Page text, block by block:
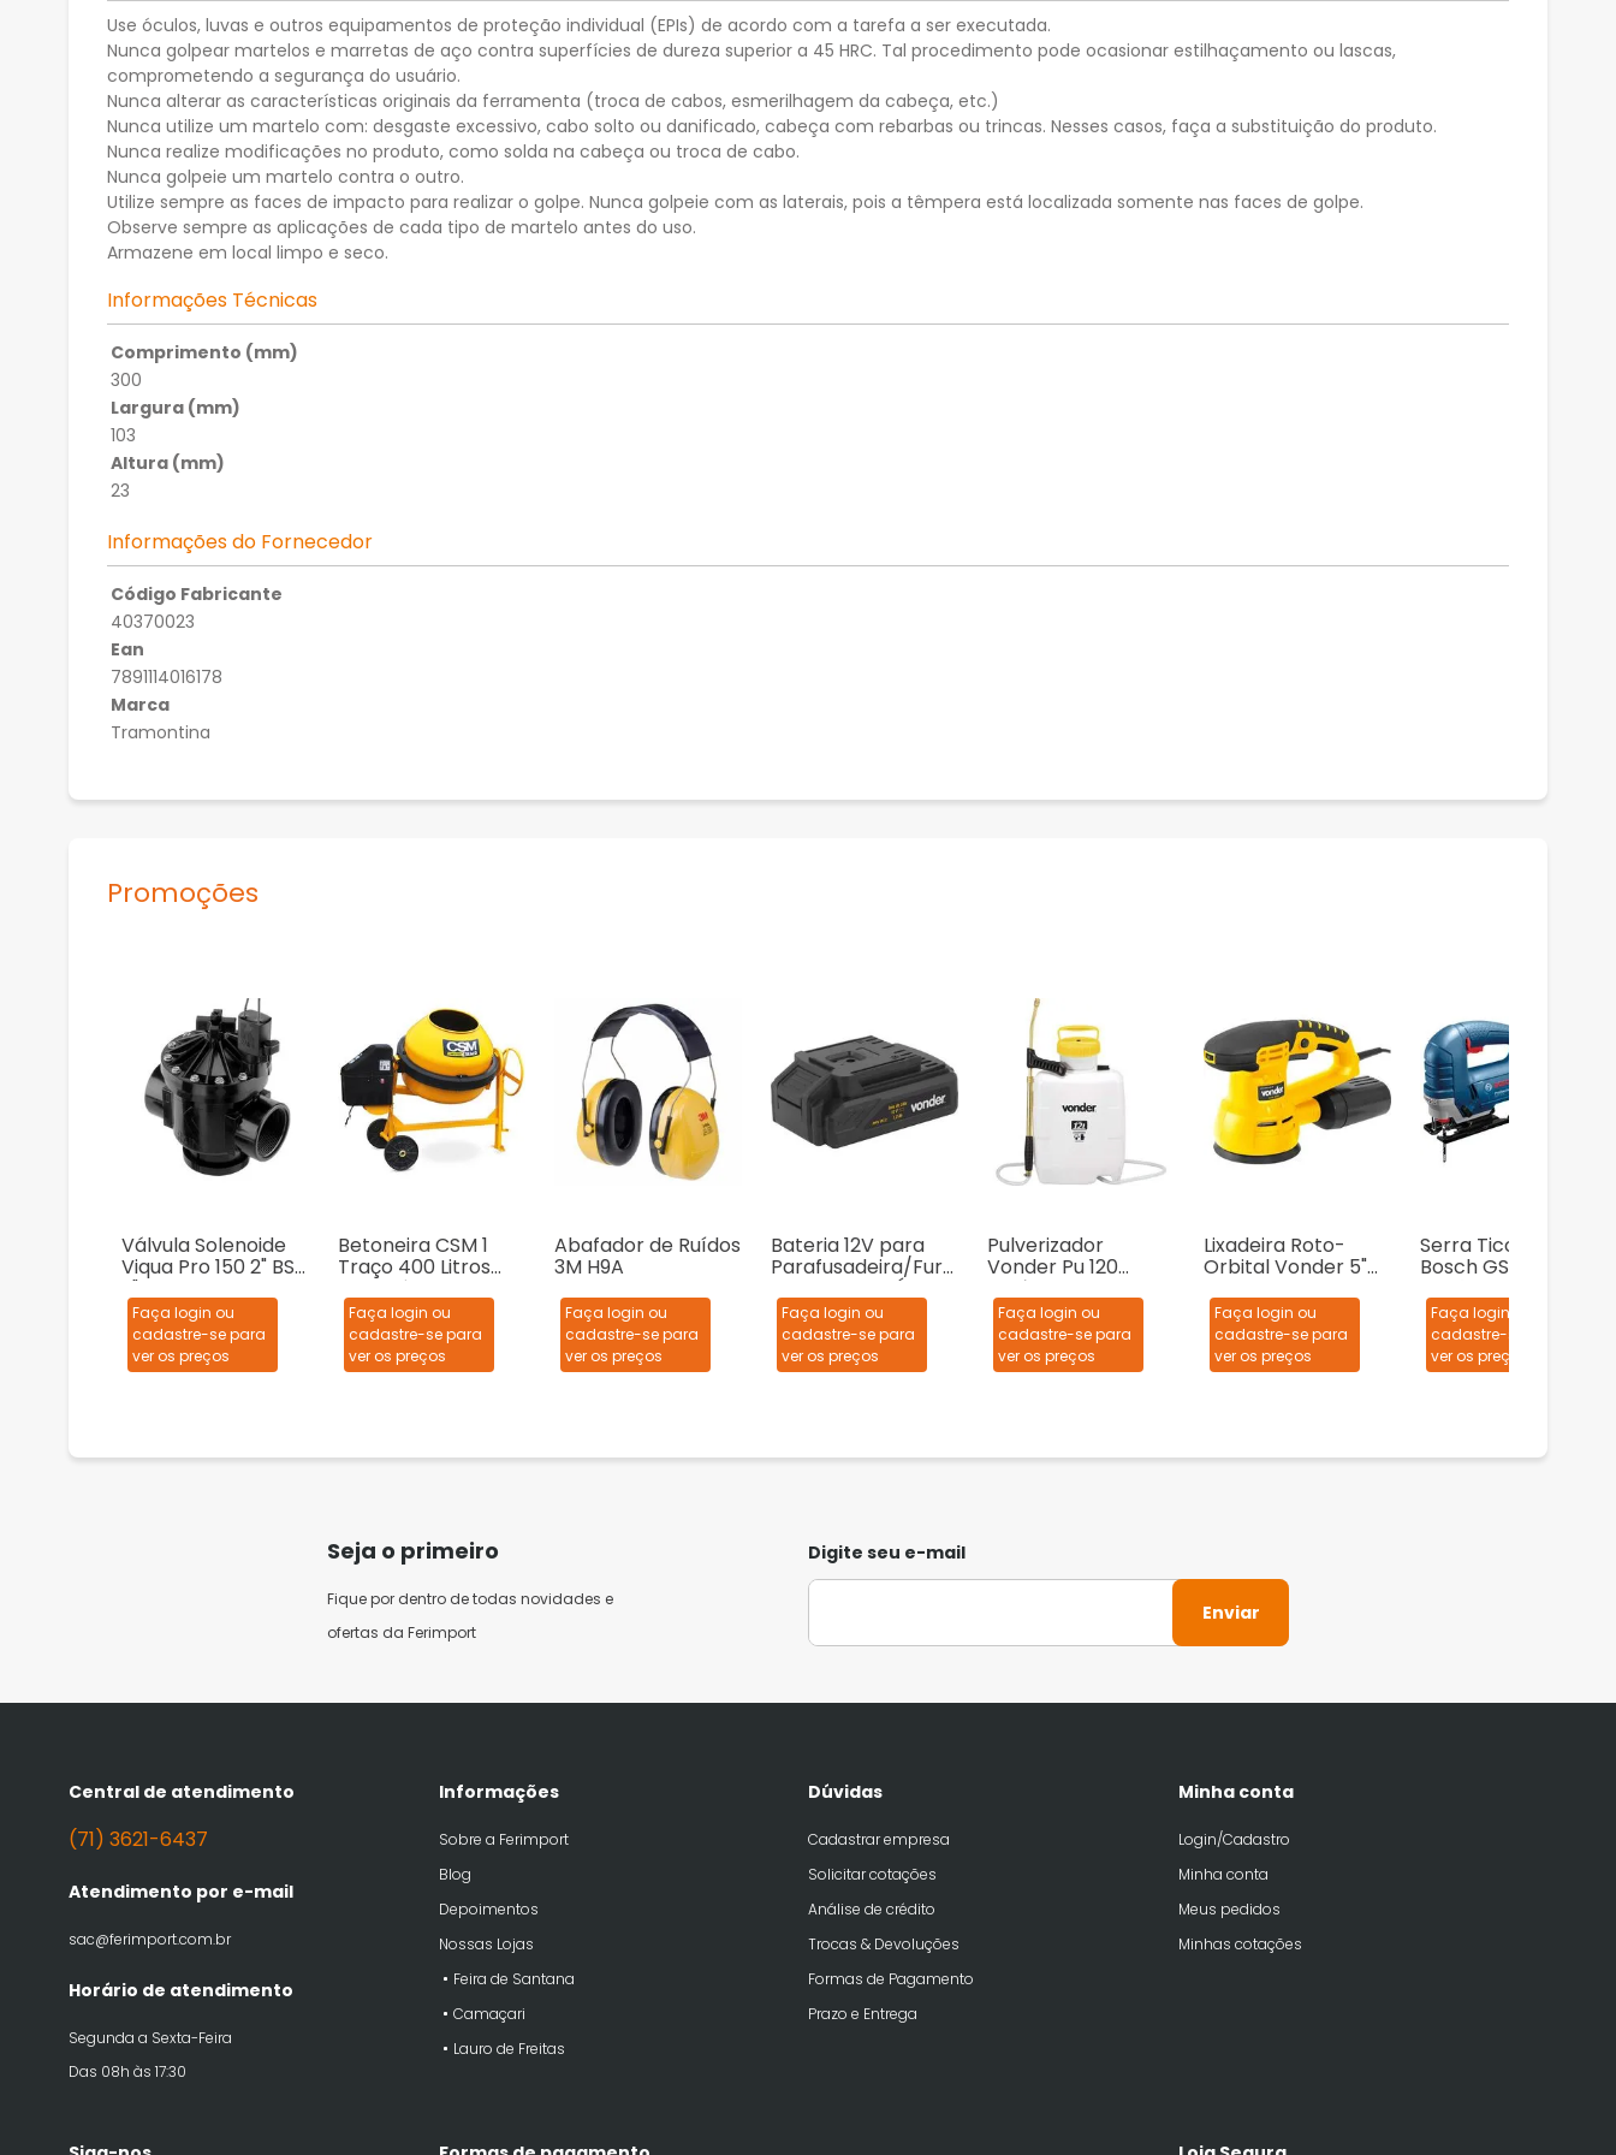
Use óculos, luvas e outros equipamentos de proteção individual (EPIs) de acordo com a tarefa a ser executada.
Nunca golpear martelos e marretas de aço contra superfícies de dureza superior a 45 HRC. Tal procedimento pode ocasionar estilhaçamento ou lascas,
comprometendo a segurança do usuário.
Nunca alterar as características originais da ferramenta (troca de cabos, esmerilhagem da cabeça, etc.)
Nunca utilize um martelo com: desgaste excessivo, cabo solto ou danificado, cabeça com rebarbas ou trincas. Nesses casos, faça a substituição do produto.
Nunca realize modificações no produto, como solda na cabeça ou troca de cabo.
Nunca golpeie um martelo contra o outro.
Utilize sempre as faces de impacto para realizar o golpe. Nunca golpeie com as laterais, pois a têmpera está localizada somente nas faces de golpe.
Observe sempre as aplicações de cada tipo de martelo antes do uso.
Armazene em local limpo e seco.
Informações Técnicas
Comprimento (mm)
300
Largura (mm)
103
Altura (mm)
23
Informações do Fornecedor
Código Fabricante
40370023
Ean
7891114016178
Marca
Tramontina
Promoções
Válvula Solenoide
Viqua Pro 150 2" BSP
2"
Faça login ou
cadastre-se para
ver os preços
Betoneira CSM 1
Traço 400 Litros
Monofásica
127/220V
Faça login ou
cadastre-se para
ver os preços
Abafador de Ruídos
3M H9A
Faça login ou
cadastre-se para
ver os preços
Bateria 12V para
Parafusadeira/Fura
deira Vonder Íons
de Lítio PFV012
Faça login ou
cadastre-se para
ver os preços
Pulverizador
Vonder Pu 120
Agrícola 12 Litros
Faça login ou
cadastre-se para
ver os preços
Lixadeira Roto-
Orbital Vonder 5"
Faça login ou
cadastre-se para
ver os preços
Serra Tico-Tico
Bosch GST 75 710W
Faça login ou
cadastre-se para
ver os preços
Seja o primeiro
Fique por dentro de todas novidades e
ofertas da Ferimport
Digite seu e-mail
Enviar
Central de atendimento
(71) 3621-6437
Atendimento por e-mail
sac@ferimport.com.br
Horário de atendimento
Segunda a Sexta-Feira
Das 08h às 17:30
Informações
Sobre a Ferimport
Blog
Depoimentos
Nossas Lojas
Feira de Santana
Camaçari
Lauro de Freitas
Dúvidas
Cadastrar empresa
Solicitar cotações
Análise de crédito
Trocas & Devoluções
Formas de Pagamento
Prazo e Entrega
Minha conta
Login/Cadastro
Minha conta
Meus pedidos
Minhas cotações